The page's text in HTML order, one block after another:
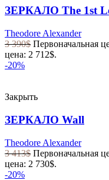
ЗЕРКАЛО The 1st
Theodore Alexander
3 390$ Первоначальная
цена: 2 712$.
-20%
Закрыть
ЗЕРКАЛО Wall
Theodore Alexander
3 413$ Первоначальная
цена: 2 730$.
-20%